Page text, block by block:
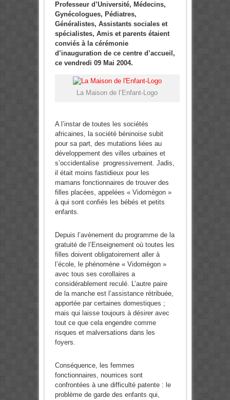
Professeur d’Université, Médecins,
Gynécologues, Pédiatres,
Généralistes, Assistants sociales et
spécialistes, Amis et parents étaient
conviés à la cérémonie
d’inauguration de ce centre d’accueil,
ce vendredi 09 Mai 2004.
La Maison de l’Enfant-Logo
A l’instar de toutes les sociétés
africaines, la société béninoise subit
pour sa part, des mutations liées au
développement des villes urbaines et
s’occidentalise progressivement. Jadis,
il était moins fastidieux pour les
mamans fonctionnaires de trouver des
filles placées, appelées « Vidomègon »
à qui sont confiés les bébés et petits
enfants.
Depuis l’avènement du programme de la
gratuité de l’Enseignement où toutes les
filles doivent obligatoirement aller à
l’école, le phénomène « Vidomègon »
avec tous ses corollaires a
considérablement reculé. L’autre paire
de la manche est l’assistance rétribuée,
apportée par certaines domestiques ;
mais qui laisse toujours à désirer avec
tout ce que cela engendre comme
risques et malversations dans les
foyers.
Conséquence, les femmes
fonctionnaires, nourrices sont
confrontées à une difficulté patente : le
problème de garde des enfants qui,